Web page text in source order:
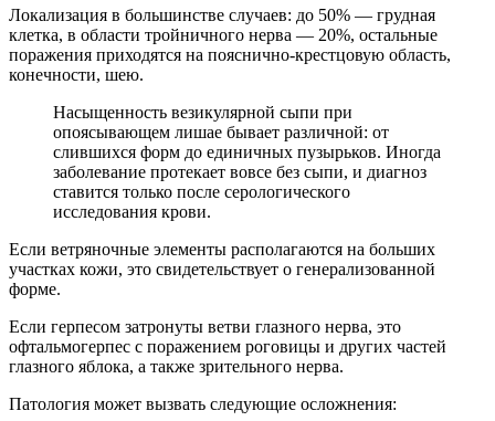
Локализация в большинстве случаев: до 50% — грудная
клетка, в области тройничного нерва — 20%, остальные
поражения приходятся на пояснично-крестцовую область,
конечности, шею.
Насыщенность везикулярной сыпи при
опоясывающем лишае бывает различной: от
слившихся форм до единичных пузырьков. Иногда
заболевание протекает вовсе без сыпи, и диагноз
ставится только после серологического
исследования крови.
Если ветряночные элементы располагаются на больших
участках кожи, это свидетельствует о генерализованной
форме.
Если герпесом затронуты ветви глазного нерва, это
офтальмогерпес с поражением роговицы и других частей
глазного яблока, а также зрительного нерва.
Патология может вызвать следующие осложнения: